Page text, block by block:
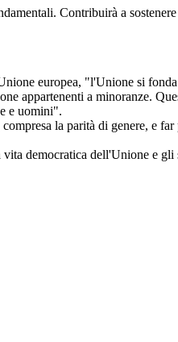
Contribuirà a sostenere
europea, "l'Unione si
appartenenti a minoranze.
e uomini".
la parità di genere, e
democratica dell'Unione e